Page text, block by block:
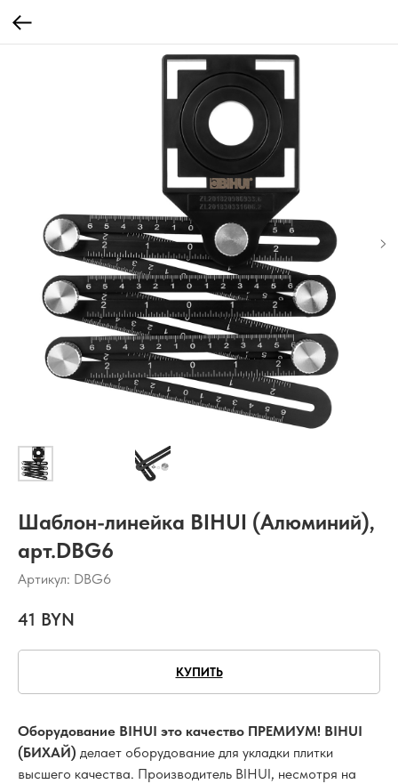
Шаблон-линейка BIHUI (Алюминий),
арт.DBG6
Артикул: DBG6
41 BYN
КУПИТЬ
Оборудование BIHUI это качество ПРЕМИУМ! BIHUI
(БИХАЙ) делает оборудование для укладки плитки
высшего качества. Производитель BIHUI, несмотря на